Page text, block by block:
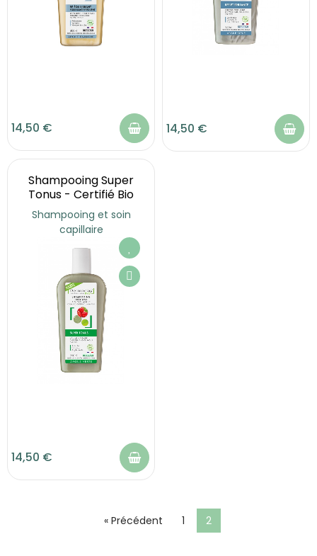
14,50 € 14,50 €
Shampooing Super
Tonus - Certifié Bio
Shampooing et soin
capillaire
14,50 €
« Précédent 1 2